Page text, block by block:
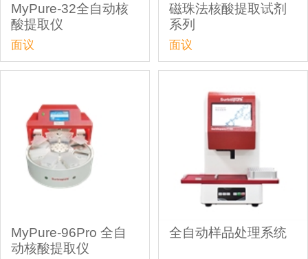
MyPure-32全自动核
酸提取仪
面议
磁珠法核酸提取试剂
系列
面议
MyPure-96Pro 全自
动核酸提取仪
全自动样品处理系统